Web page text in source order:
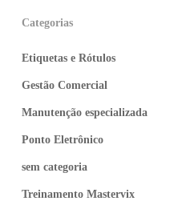
Categorias
Etiquetas e Rótulos
Gestão Comercial
Manutenção especializada
Ponto Eletrônico
sem categoria
Treinamento Mastervix